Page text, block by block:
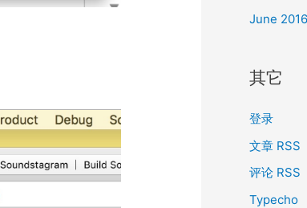
June 2016
其它
登录
文章 RSS
评论 RSS
Typecho